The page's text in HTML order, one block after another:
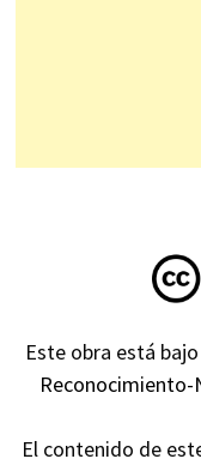
Este obra está
Reconocimiento-
El contenido de